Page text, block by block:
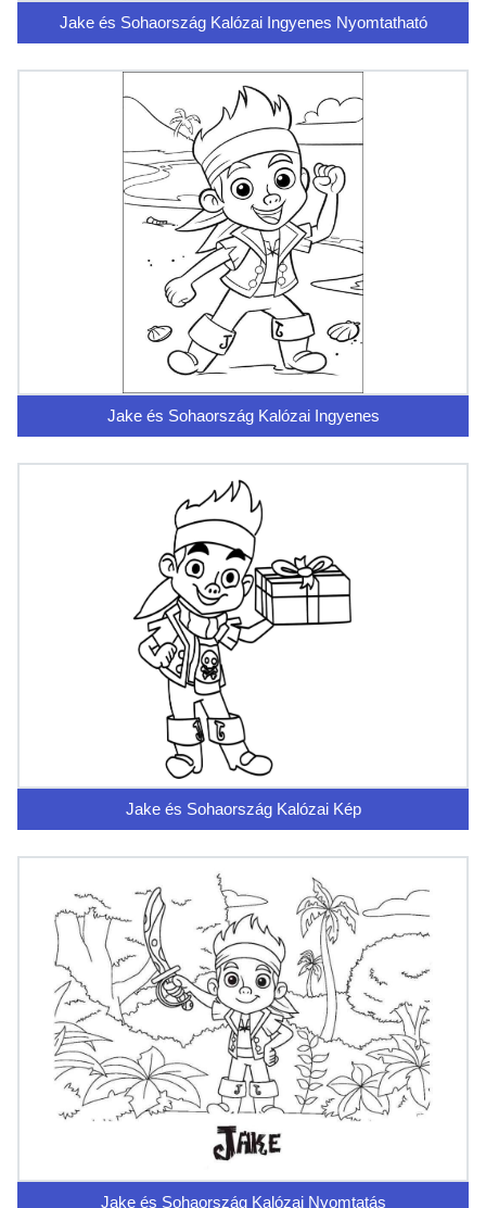
Jake és Sohaország Kalózai Ingyenes Nyomtatható
Jake és Sohaország Kalózai Ingyenes
Jake és Sohaország Kalózai Kép
Jake és Sohaország Kalózai Nyomtatás